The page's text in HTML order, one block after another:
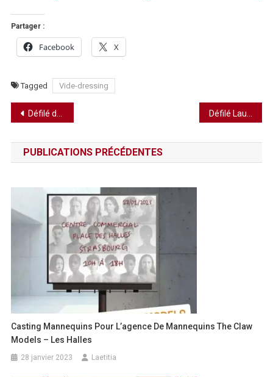
Partager :
Facebook X
Tagged Vide-dressing
Navigation
de
l’article
Défilé de mode ORT – Printemps de l’écriture Drusenheim
PUBLICATIONS PRÉCÉDENTES
Casting Mannequins Pour L’agence De Mannequins The Claw
Models – Les Halles
28 janvier 2023 Laetitia